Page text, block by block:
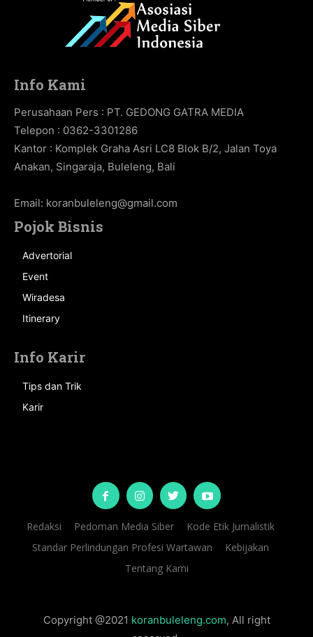
Info Kami
Perusahaan Pers : PT. GEDONG GATRA MEDIA
Telepon : 0362-3301286
Kantor : Komplek Graha Asri LC8 Blok B/2, Jalan Toya
Anakan, Singaraja, Buleleng, Bali
Email: koranbuleleng@gmail.com
Pojok Bisnis
Advertorial
Event
Wiradesa
Itinerary
Info Karir
Tips dan Trik
Karir
Redaksi Pedoman Media Siber
Kode Etik Jurnalistik
Standar Perlindungan Profesi Wartawan
Kebijakan
Tentang Kami
Copyright @2021 koranbuleleng.com, All right